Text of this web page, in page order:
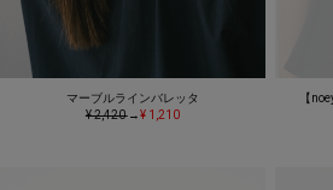
マーブルラインバレッタ
¥ 2,420→¥ 1,210
【